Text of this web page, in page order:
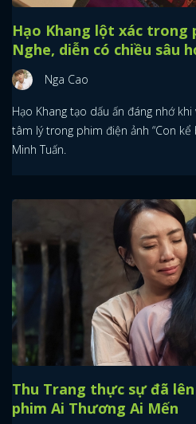
Hạo Khang lột xác trong
Nghe, diễn có chiều sâu
Nga Cao
Hạo Khang tạo dấu ấn đáng nhớ
tâm lý trong phim điện ảnh “Con
Minh Tuấn.
Thu Trang thực sự đã
phim Ai Thương Ai Mến